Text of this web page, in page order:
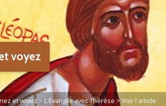
voyez
et voyez > L'Evangile avec Thérèse>Voir l'article